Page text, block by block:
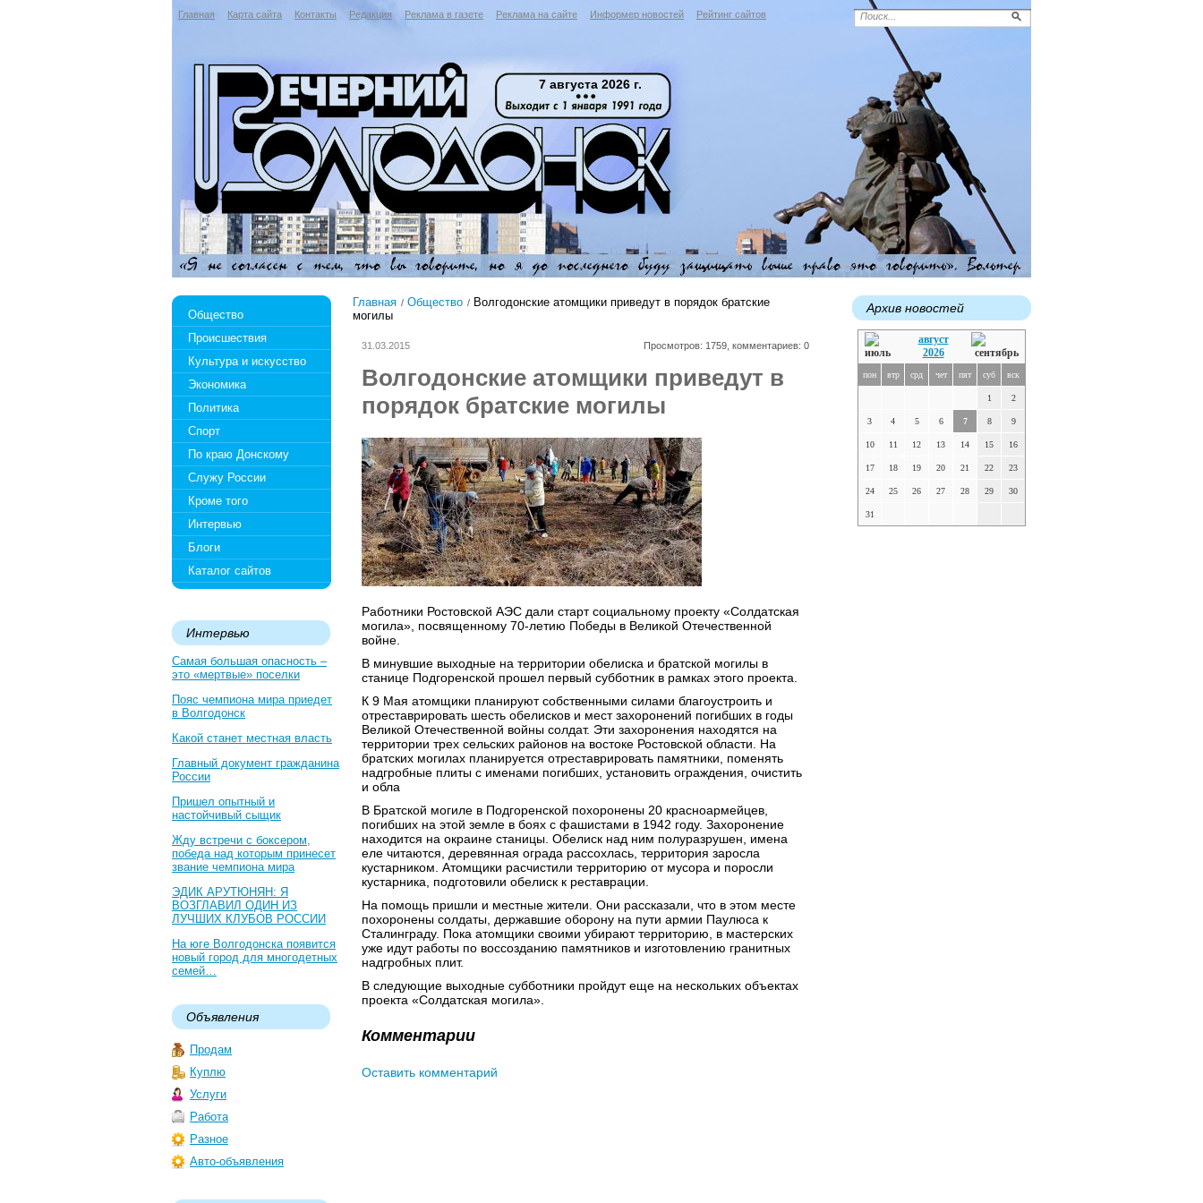
Главная Карта сайта Контакты Редакция Реклама в газете Реклама на сайте Информер новостей Рейтинг сайтов
7 августа 2026 г.
Общество
Происшествия
Культура и искусство
Экономика
Политика
Спорт
По краю Донскому
Служу России
Кроме того
Интервью
Блоги
Каталог сайтов
Интервью
Самая большая опасность –
это «мертвые» поселки
Пояс чемпиона мира приедет
в Волгодонск
Какой станет местная власть
Главный документ гражданина
России
Пришел опытный и
настойчивый сыщик
Жду встречи с боксером,
победа над которым принесет
звание чемпиона мира
ЭДИК АРУТЮНЯН: Я
ВОЗГЛАВИЛ ОДИН ИЗ
ЛУЧШИХ КЛУБОВ РОССИИ
На юге Волгодонска появится
новый город для многодетных
семей…
Объявления
Продам
Куплю
Услуги
Работа
Разное
Авто-объявления
Главная Общество
Волгодонские атомщики приведут в порядок братские
могилы
31.03.2015 Просмотров: 1759, комментариев: 0
Волгодонские атомщики приведут в
порядок братские могилы
Работники Ростовской АЭС дали старт социальному проекту «Солдатская
могила», посвященному 70-летию Победы в Великой Отечественной
войне.
В минувшие выходные на территории обелиска и братской могилы в
станице Подгоренской прошел первый субботник в рамках этого проекта.
К 9 Мая атомщики планируют собственными силами благоустроить и
отреставрировать шесть обелисков и мест захоронений погибших в годы
Великой Отечественной войны солдат. Эти захоронения находятся на
территории трех сельских районов на востоке Ростовской области. На
братских могилах планируется отреставрировать памятники, поменять
надгробные плиты с именами погибших, установить ограждения, очистить
и обла
В Братской могиле в Подгоренской похоронены 20 красноармейцев,
погибших на этой земле в боях с фашистами в 1942 году. Захоронение
находится на окраине станицы. Обелиск над ним полуразрушен, имена
еле читаются, деревянная ограда рассохлась, территория заросла
кустарником. Атомщики расчистили территорию от мусора и поросли
кустарника, подготовили обелиск к реставрации.
На помощь пришли и местные жители. Они рассказали, что в этом месте
похоронены солдаты, державшие оборону на пути армии Паулюса к
Сталинграду. Пока атомщики своими убирают территорию, в мастерских
уже идут работы по воссозданию памятников и изготовлению гранитных
надгробных плит.
В следующие выходные субботники пройдут еще на нескольких объектах
проекта «Солдатская могила».
Комментарии
Оставить комментарий
Архив новостей
август
2026
пон втр срд чет пят суб вск
1 2
3 4 5 6 7 8 9
10 11 12 13 14 15 16
17 18 19 20 21 22 23
24 25 26 27 28 29 30
31